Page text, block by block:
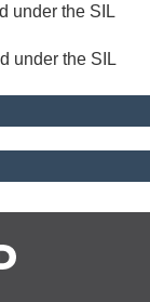
under the SIL
under the SIL